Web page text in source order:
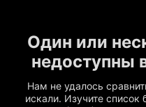
Один или
недоступны
Нам не удалось
искали. Изучите